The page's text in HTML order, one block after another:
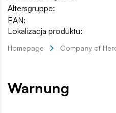
Altersgruppe:
EAN:
Lokalizacja produktu:
Homepage Company of
Warnung